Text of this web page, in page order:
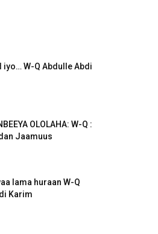
iyo… W-Q Abdulle Abdi
OLOLAHA: W-Q :
Jaamuus
lama huraan W-Q
Karim